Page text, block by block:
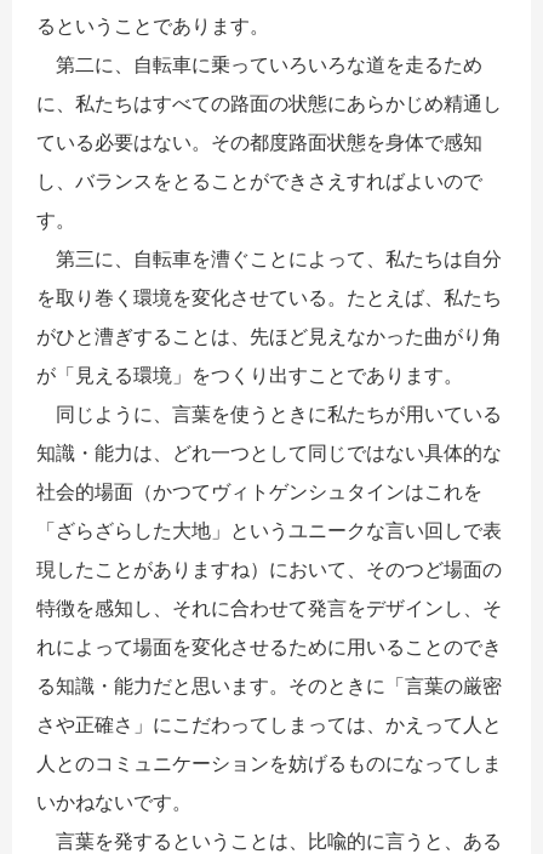
るということであります。
第二に、自転車に乗っていろいろな道を走るため
に、私たちはすべての路面の状態にあらかじめ精通し
ている必要はない。その都度路面状態を身体で感知
し、バランスをとることができさえすればよいので
す。
第三に、自転車を漕ぐことによって、私たちは自分
を取り巻く環境を変化させている。たとえば、私たち
がひと漕ぎすることは、先ほど見えなかった曲がり角
が「見える環境」をつくり出すことであります。
同じように、言葉を使うときに私たちが用いている
知識・能力は、どれ一つとして同じではない具体的な
社会的場面（かつてヴィトゲンシュタインはこれを
「ざらざらした大地」というユニークな言い回しで表
現したことがありますね）において、そのつど場面の
特徴を感知し、それに合わせて発言をデザインし、そ
れによって場面を変化させるために用いることのでき
る知識・能力だと思います。そのときに「言葉の厳密
さや正確さ」にこだわってしまっては、かえって人と
人とのコミュニケーションを妨げるものになってしま
いかねないです。
言葉を発するということは、比喩的に言うと、ある